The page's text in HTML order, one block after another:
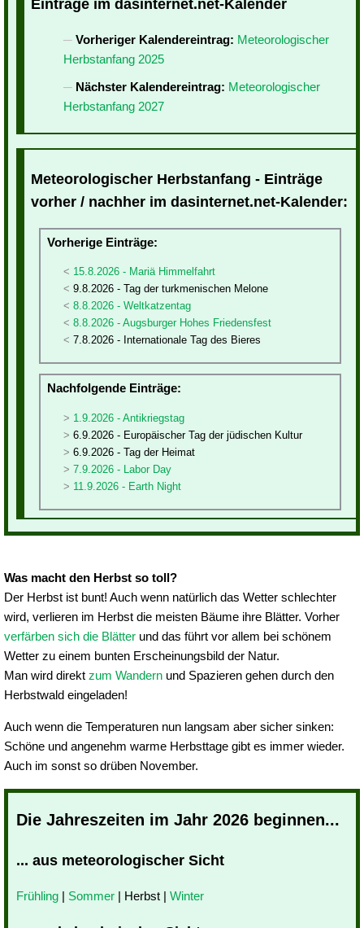
Einträge im dasinternet.net-Kalender
Vorheriger Kalendereintrag: Meteorologischer
Herbstanfang 2025
Nächster Kalendereintrag: Meteorologischer
Herbstanfang 2027
Meteorologischer Herbstanfang - Einträge
vorher / nachher im dasinternet.net-Kalender:
Vorherige Einträge:
15.8.2026 - Mariä Himmelfahrt
9.8.2026 - Tag der turkmenischen Melone
8.8.2026 - Weltkatzentag
8.8.2026 - Augsburger Hohes Friedensfest
7.8.2026 - Internationale Tag des Bieres
Nachfolgende Einträge:
1.9.2026 - Antikriegstag
6.9.2026 - Europäischer Tag der jüdischen Kultur
6.9.2026 - Tag der Heimat
7.9.2026 - Labor Day
11.9.2026 - Earth Night
Was macht den Herbst so toll?
Der Herbst ist bunt! Auch wenn natürlich das Wetter schlechter
wird, verlieren im Herbst die meisten Bäume ihre Blätter. Vorher
verfärben sich die Blätter und das führt vor allem bei schönem
Wetter zu einem bunten Erscheinungsbild der Natur.
Man wird direkt zum Wandern und Spazieren gehen durch den
Herbstwald eingeladen!
Auch wenn die Temperaturen nun langsam aber sicher sinken:
Schöne und angenehm warme Herbsttage gibt es immer wieder.
Auch im sonst so drüben November.
Die Jahreszeiten im Jahr 2026 beginnen...
... aus meteorologischer Sicht
Frühling | Sommer | Herbst | Winter